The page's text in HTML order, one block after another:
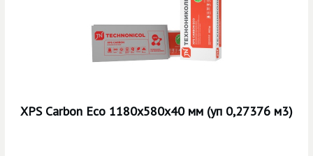
XPS Carbon Eco 1180х580х40 мм (уп 0,27376 м3)